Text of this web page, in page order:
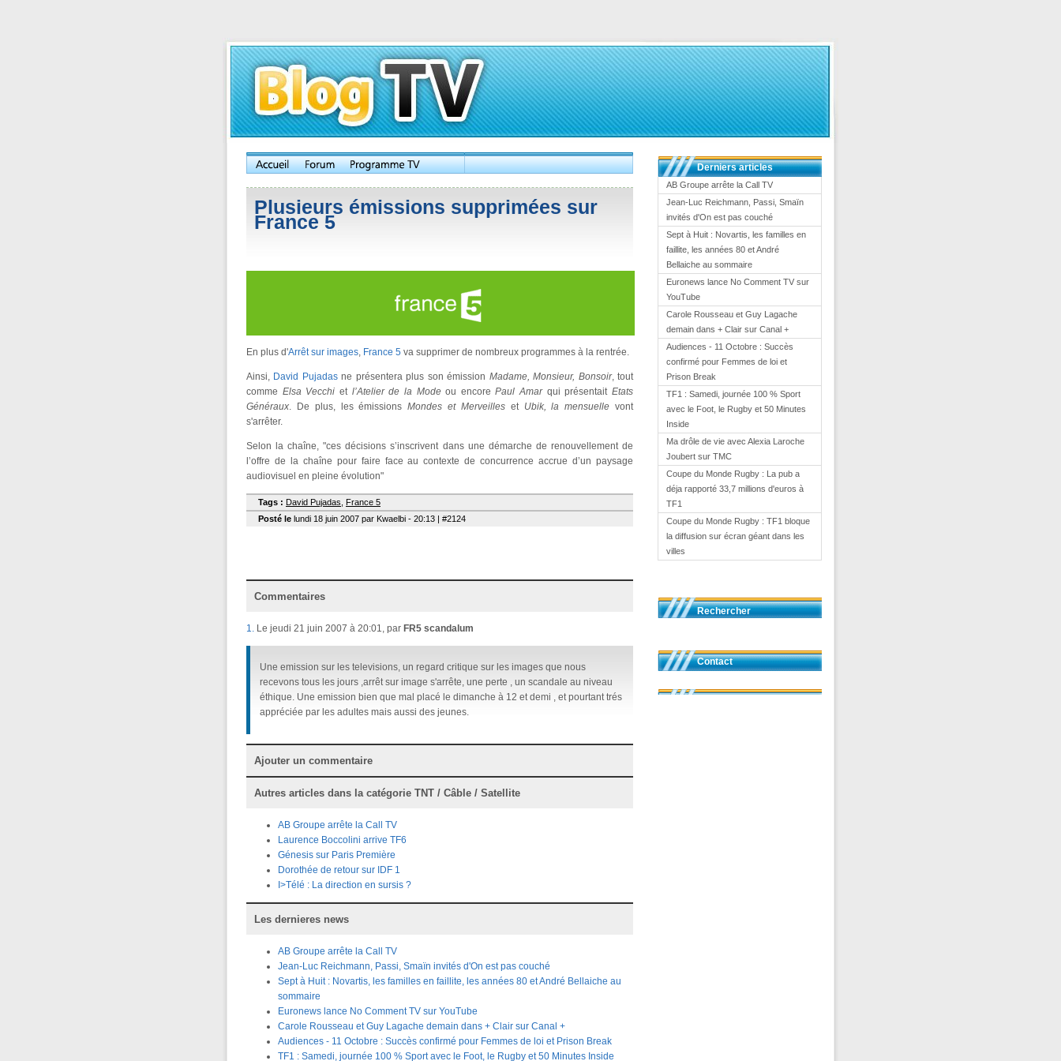
Plusieurs émissions supprimées sur
France 5
En plus d'Arrêt sur images France 5 va supprimer de nombreux programmes à la rentrée.
Ainsi, David Pujadasne présentera plus son émission Madame, Monsieur, Bonsoir, tout
comme Elsa Vecchi et l’Atelier de la Modeou encorePaul Amarqui présentaitEtats
Généraux . De plus, les émissionsMondes et Merveilleset Ubik, la mensuelle vont
s'arrêter.
Selon la chaîne, "ces décisions s’inscrivent dans une démarche de renouvellement de
l’offre de la chaîne pour faire face au contexte de concurrence accrue d’un paysage
audiovisuel en pleine évolution"
Tags : David Pujadas
France 5
Posté le lundi 18 juin 2007 par Kwaelbi - 20:13 | #2124
Commentaires
1. Le jeudi 21 juin 2007 à 20:01, par FR5 scandalum
Une emission sur les televisions, un regard critique sur les images que nous
recevons tous les jours ,arrêt sur image s'arrête, une perte , un scandale au niveau
éthique. Une emission bien que mal placé le dimanche à 12 et demi , et pourtant trés
appréciée par les adultes mais aussi des jeunes.
Ajouter un commentaire
Autres articles dans la catégorie TNT / Câble / Satellite
AB Groupe arrête la Call TV
Laurence Boccolini arrive TF6
Génesis sur Paris Première
Dorothée de retour sur IDF 1
I>Télé : La direction en sursis ?
Les dernieres news
AB Groupe arrête la Call TV
Jean-Luc Reichmann, Passi, Smaïn invités d'On est pas couché
Sept à Huit : Novartis, les familles en faillite, les années 80 et André Bellaiche au
sommaire
Euronews lance No Comment TV sur YouTube
Carole Rousseau et Guy Lagache demain dans + Clair sur Canal +
Audiences - 11 Octobre : Succès confirmé pour Femmes de loi et Prison Break
TF1 : Samedi, journée 100 % Sport avec le Foot, le Rugby et 50 Minutes Inside
Derniers articles
AB Groupe arrête la Call TV
Jean-Luc Reichmann, Passi, Smaïn
invités d'On est pas couché
Sept à Huit : Novartis, les familles en
faillite, les années 80 et André
Bellaiche au sommaire
Euronews lance No Comment TV sur
YouTube
Carole Rousseau et Guy Lagache
demain dans + Clair sur Canal +
Audiences - 11 Octobre : Succès
confirmé pour Femmes de loi et
Prison Break
TF1 : Samedi, journée 100 % Sport
avec le Foot, le Rugby et 50 Minutes
Inside
Ma drôle de vie avec Alexia Laroche
Joubert sur TMC
Coupe du Monde Rugby : La pub a
déja rapporté 33,7 millions d'euros à
TF1
Coupe du Monde Rugby : TF1 bloque
la diffusion sur écran géant dans les
villes
Rechercher
Contact